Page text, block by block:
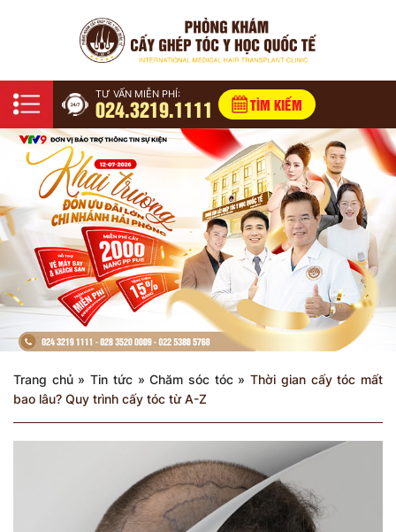
TƯ VẤN MIỄN PHÍ:
024.3219.1111 TÌM KIẾM
Trang chủ»Tin tức»Chăm sóc tóc»Thời gian cấy tóc mất
bao lâu? Quy trình cấy tóc từ A-Z